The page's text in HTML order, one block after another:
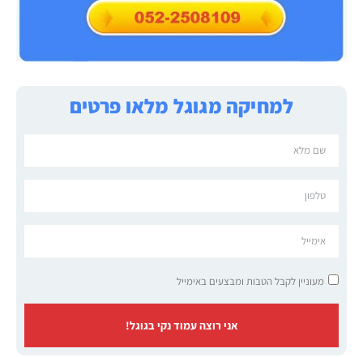
למחיקה מגוגל מלאו פרטים
מעוניין לקבל הטבות ומבצעים באימייל
אני רוצה עמוד נקי בגוגל!